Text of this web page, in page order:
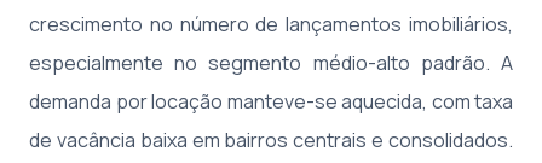
crescimento no número de lançamentos imobiliários,
especialmente no segmento médio-alto padrão. A
demanda por locação manteve-se aquecida, com taxa
de vacância baixa em bairros centrais e consolidados.